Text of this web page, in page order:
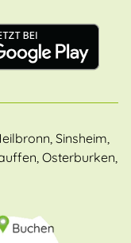
Sinsheim,
Osterburken,